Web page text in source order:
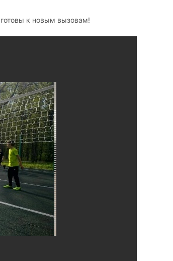
к новым вызовам!